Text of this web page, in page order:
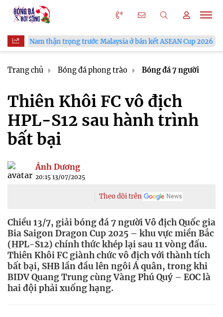
Malaysia ở bán kết ASEAN Cup 2026 VFF công bố lịch
Trang chủ Bóng đá phong trào Bóng đá 7 người
Thiên Khôi FC vô địch
HPL-S12 sau hành trình
bất bại
Ánh Dương
20:15 13/07/2025
Theo dõi trên
Chiều 13/7, giải bóng đá 7 người Vô địch Quốc gia
Bia Saigon Dragon Cup 2025 – khu vực miền Bắc
(HPL-S12) chính thức khép lại sau 11 vòng đấu.
Thiên Khôi FC giành chức vô địch với thành tích
bất bại, SHB lần đầu lên ngôi Á quân, trong khi
BIDV Quang Trung cùng Vàng Phú Quý – EOC là
hai đội phải xuống hạng.